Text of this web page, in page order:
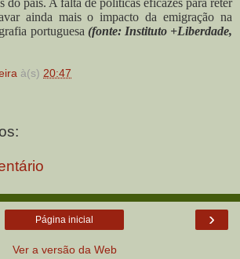
ainda mais o impacto da emigracao na
portuguesa (fonte: Instituto +Liberdade,
à(s) 20:47
›
Página inicial
Ver a versão da Web